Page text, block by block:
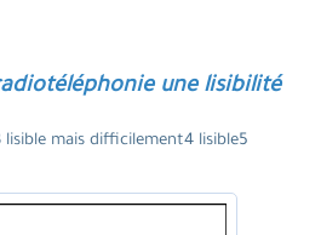
une lisibilité
mais difficilement4 lisible5